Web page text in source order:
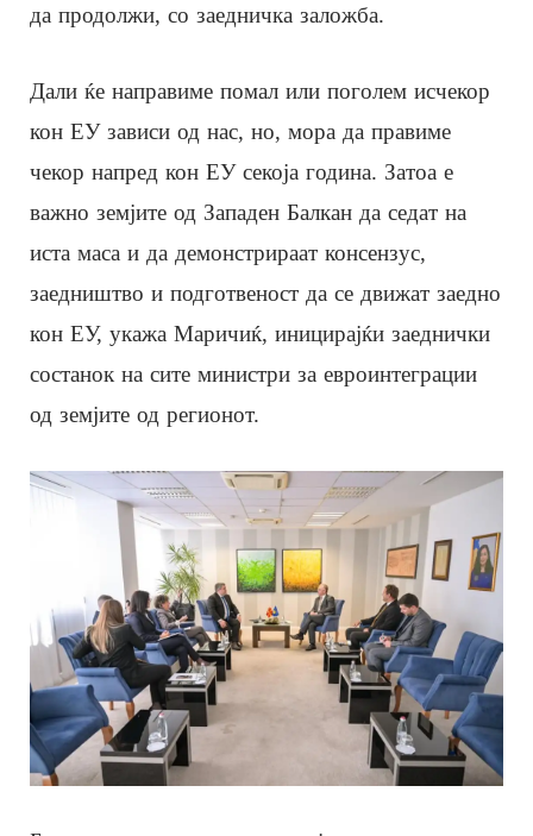
да продолжи, со заедничка заложба.
Дали ќе направиме помал или поголем исчекор
кон ЕУ зависи од нас, но, мора да правиме
чекор напред кон ЕУ секоја година. Затоа е
важно земјите од Западен Балкан да седат на
иста маса и да демонстрираат консензус,
заедништво и подготвеност да се движат заедно
кон ЕУ, укажа Маричиќ, иницирајќи заеднички
состанок на сите министри за евроинтеграции
од земјите од регионот.